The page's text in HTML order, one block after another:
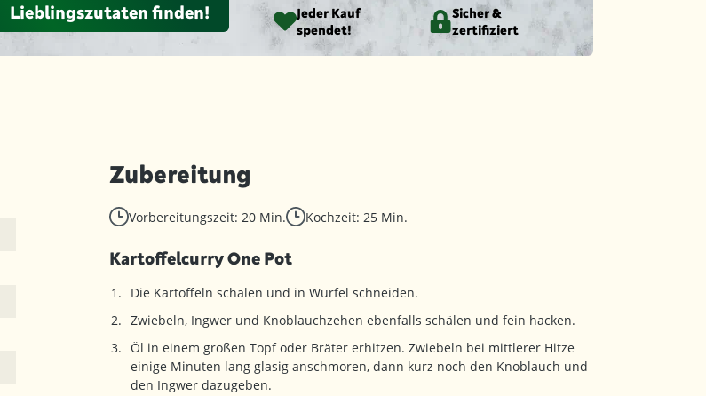
Lieblingszutaten finden!
Jeder Kauf
spendet!
Sicher &
zertifiziert
Zubereitung
Vorbereitungszeit: 20 Min. Kochzeit: 25 Min.
Kartoffelcurry One Pot
Die Kartoffeln schälen und in Würfel schneiden.
Zwiebeln, Ingwer und Knoblauchzehen ebenfalls schälen und fein hacken.
Öl in einem großen Topf oder Bräter erhitzen. Zwiebeln bei mittlerer Hitze
einige Minuten lang glasig anschmoren, dann kurz noch den Knoblauch und
den Ingwer dazugeben.